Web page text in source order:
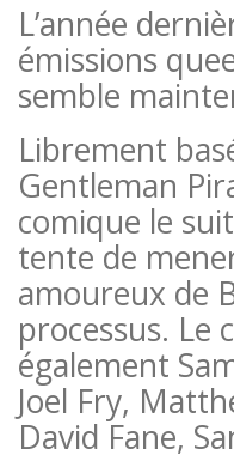
L’année
émissions
semble
Librement
Gentleman
comique le
tente de
amoureux de
processus. Le
également
Joel Fry,
David Fane,